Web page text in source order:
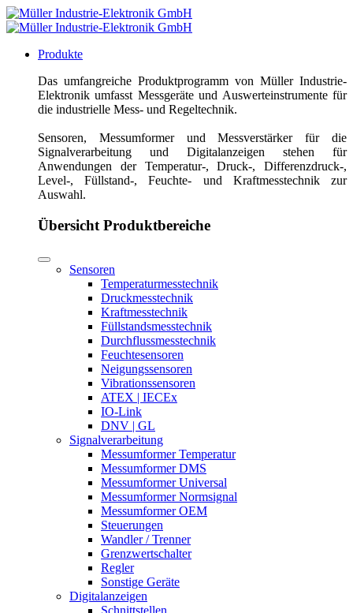
Produkte
Das umfangreiche Produktprogramm von Müller Industrie-
Elektronik umfasst Messgeräte und Auswerteinstrumente für
die industrielle Mess- und Regeltechnik.
Sensoren, Messumformer und Messverstärker für die
Signalverarbeitung und Digitalanzeigen stehen für
Anwendungen der Temperatur-, Druck-, Differenzdruck-,
Level-, Füllstand-, Feuchte- und Kraftmesstechnik zur
Auswahl.
Übersicht Produktbereiche
Sensoren
Temperaturmesstechnik
Druckmesstechnik
Kraftmesstechnik
Füllstandsmesstechnik
Durchflussmesstechnik
Feuchtesensoren
Neigungssensoren
Vibrationssensoren
ATEX | IECEx
IO-Link
DNV | GL
Signalverarbeitung
Messumformer Temperatur
Messumformer DMS
Messumformer Universal
Messumformer Normsignal
Messumformer OEM
Steuerungen
Wandler / Trenner
Grenzwertschalter
Regler
Sonstige Geräte
Digitalanzeigen